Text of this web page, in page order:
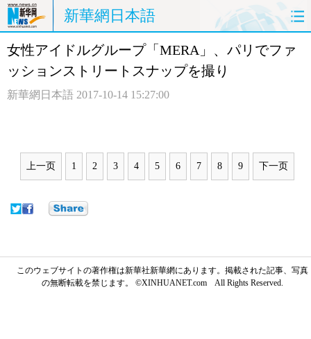
新華網日本語
ホームページ 政治 経済
中日対訳
女性アイドルグループ「MERA」、パリでファ
ッションストリートスナップを撮り
新華網日本語 2017-10-14 15:27:00
上一页 1 2 3 4 5 6 7 8 9 下一页
このウェブサイトの著作権は新華社新華網にあります。掲載された記事、写真
の無断転載を禁じます。 ©XINHUANET.com All Rights Reserved.